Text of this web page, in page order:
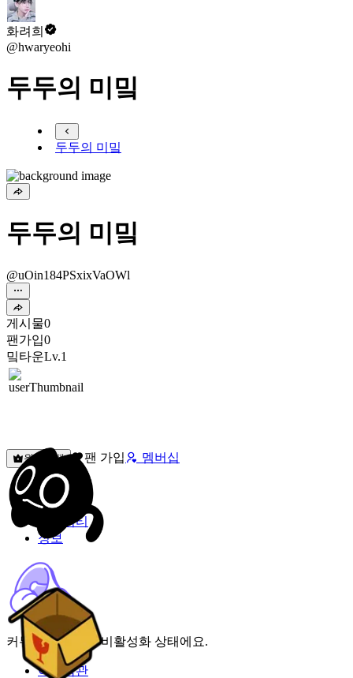
화려희
@hwaryeohi
두두의 미밐
두두의 미밐
두두의 미밐
@uOin184PSxixVaOWl
게시물0
팬가입0
밐타운Lv.1
원픽선택 팬 가입 멤버십
밐타운
피드
커뮤니티
정보
커뮤니티 기능이 비활성화 상태에요.
이용약관